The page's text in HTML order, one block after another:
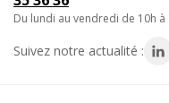
• Technologie hybride
• Robustesse renforcée
du lundi au vendredi de 10h
Suivez notre actualité :